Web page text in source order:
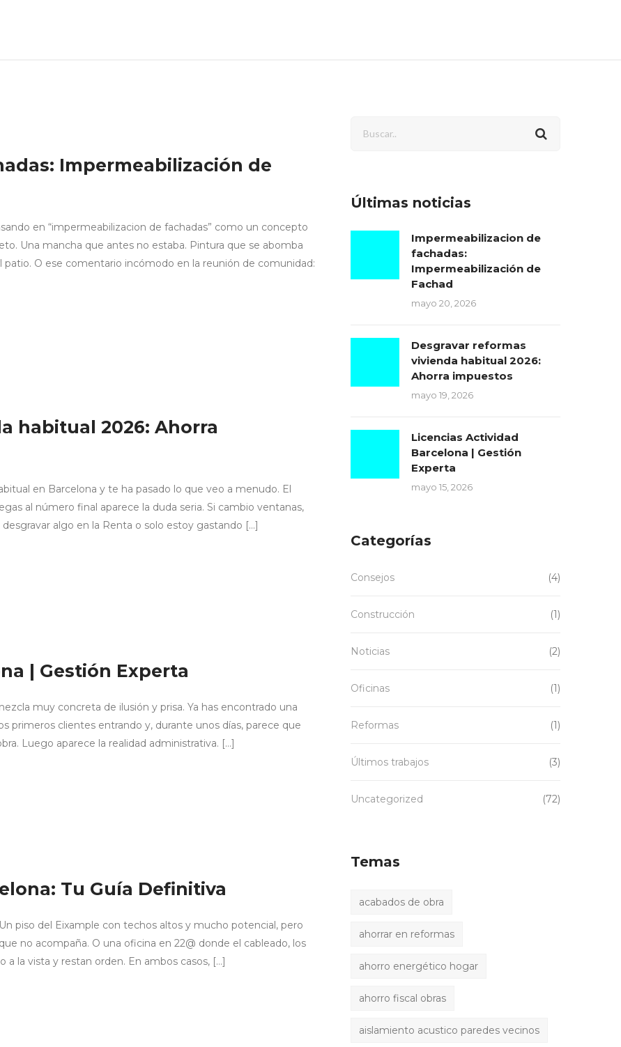
Impermeabilización de
en “impermeabilizacion de fachadas” como un concepto
Una mancha que antes no estaba. Pintura que se abomba
O ese comentario incómodo en la reunión de comunidad:
habitual 2026: Ahorra
en Barcelona y te ha pasado lo que veo a menudo. El
al número final aparece la duda seria. Si cambio ventanas,
algo en la Renta o solo estoy gastando […]
| Gestión Experta
muy concreta de ilusión y prisa. Ya has encontrado una
primeros clientes entrando y, durante unos días, parece que
Luego aparece la realidad administrativa. […]
Tu Guía Definitiva
piso del Eixample con techos altos y mucho potencial, pero
no acompaña. O una oficina en 22@ donde el cableado, los
la vista y restan orden. En ambos casos, […]
Últimas noticias
Impermeabilizacion de
fachadas:
Impermeabilización de
Fachad
mayo 20, 2026
Desgravar reformas
vivienda habitual 2026:
Ahorra impuestos
mayo 19, 2026
Licencias Actividad
Barcelona | Gestión
Experta
mayo 15, 2026
Categorías
Consejos (4)
Construcción (1)
Noticias (2)
Oficinas (1)
Reformas (1)
Últimos trabajos (3)
Uncategorized (72)
Temas
acabados de obra
ahorrar en reformas
ahorro energético hogar
ahorro fiscal obras
aislamiento acustico paredes vecinos